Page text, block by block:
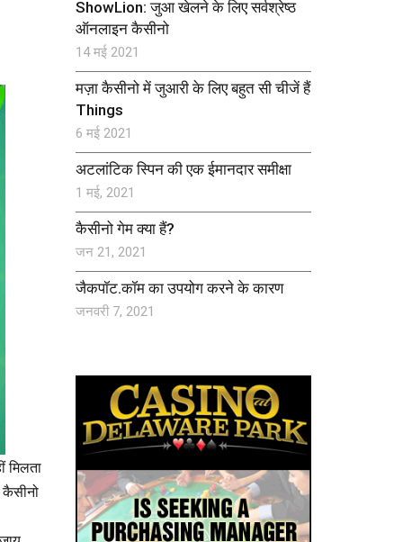
मिलता
ShowLion: जुआ खेलने के लिए सर्वश्रेष्ठ
ऑनलाइन कैसीनो
14 मई 2021
मज़ा कैसीनो में जुआरी के लिए बहुत सी चीजें हैं
Things
6 मई 2021
अटलांटिक स्पिन की एक ईमानदार समीक्षा
1 मई, 2021
कैसीनो गेम क्या हैं?
जन 21, 2021
जैकपॉट.कॉम का उपयोग करने के कारण
जनवरी 7, 2021